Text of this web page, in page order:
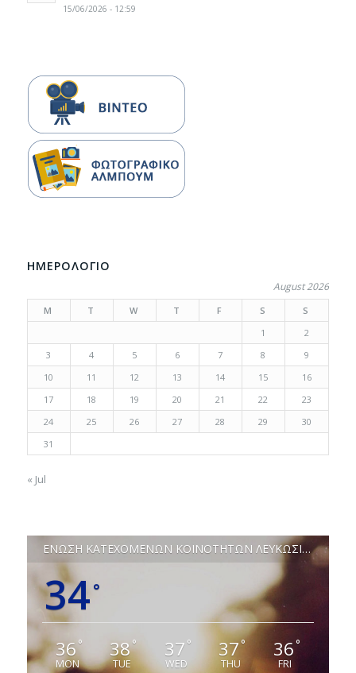
15/06/2026 - 12:59
ΗΜΕΡΟΛΟΓΙΟ
August 2026
M T W T F S
S
1
2
3
4 5 6 7 8
9
10
11 12 13 14 15
16
17
18 19 20 21 22
23
24
25 26 27 28 29
30
31
« Jul
ΕΝΩΣΗ ΚΑΤΕΧΟΜΕΝΩΝ ΚΟΙΝΟΤΗΤΩΝ ΛΕΥΚΩΣΙΑΣ
34°
36°
MON
38°
TUE
37 °
WED
37°
THU
36°
FRI